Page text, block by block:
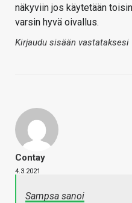
näkyviin jos käytetään
varsin hyvä oivallus.
Kirjaudu sisään vastataksesi
Contay
4.3.2021
Sampsa sanoi